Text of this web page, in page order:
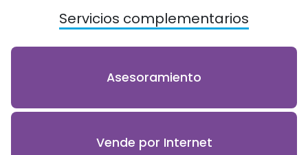
Servicios complementarios
Asesoramiento
Vende por Internet